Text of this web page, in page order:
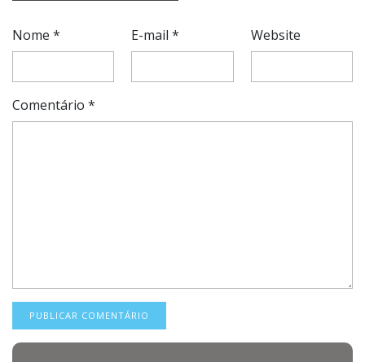
Nome * E-mail* Website
Comentário *